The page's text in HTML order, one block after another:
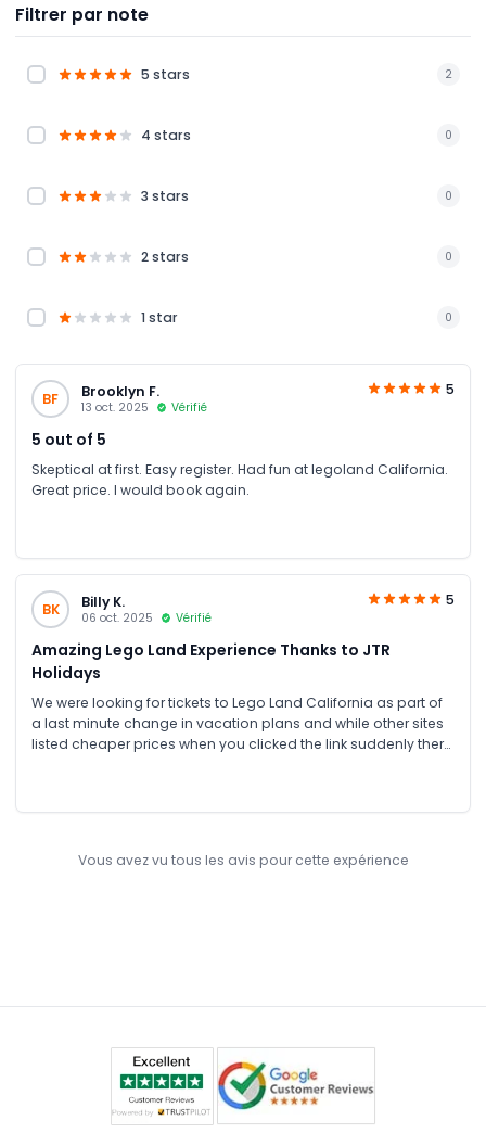
Filtrer par note
5 stars 2
4 stars 0
3 stars 0
2 stars 0
1 star 0
BF Brooklyn F.
13 oct. 2025 Vérifié
5
5 out of 5
Skeptical at first. Easy register. Had fun at legoland California.
Great price. I would book again.
BK Billy K.
06 oct. 2025 Vérifié
5
Amazing Lego Land Experience Thanks to JTR
Holidays
We were looking for tickets to Lego Land California as part of
a last minute change in vacation plans and while other sites
listed cheaper prices when you clicked the link suddenly there
Vous avez vu tous les avis pour cette expérience